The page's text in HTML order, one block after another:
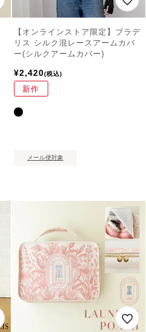
【オンラインストア限定】ブラデ
リス シルク混レースアームカバ
ー(シルクアームカバー)
¥2,420 税込
新作
メール便対象